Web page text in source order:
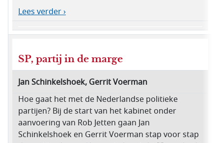
Lees verder ›
SP, partij in de marge
Jan Schinkelshoek, Gerrit Voerman
Hoe gaat het met de Nederlandse politieke
partijen? Bij de start van het kabinet onder
aanvoering van Rob Jetten gaan Jan
Schinkelshoek en Gerrit Voerman stap voor stap